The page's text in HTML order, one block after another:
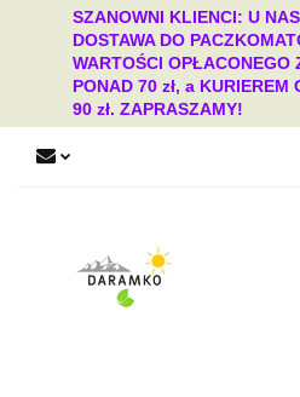
SZANOWNI KLIENCI: U
DOSTAWA DO
WARTOŚCI OPŁACONEGO
PONAD 70 zł, a
90 zł. ZAPRASZAMY!